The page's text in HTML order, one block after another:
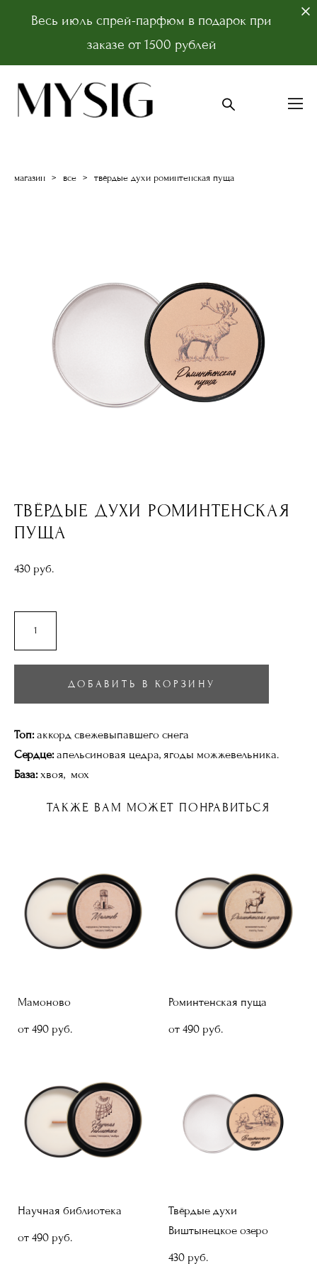
Весь июль спрей-парфюм в подарок при
заказе от 1500 рублей
магазин > все > твёрдые духи роминтенская пуща
ТВЁРДЫЕ ДУХИ РОМИНТЕНСКАЯ
ПУЩА
430 pуб.
ДОБАВИТЬ В КОРЗИНУ
Топ:аккорд свежевыпавшего снега
Сердце:апельсиновая цедра, ягоды можжевельника.
База:хвоя, мох
ТАКЖЕ ВАМ МОЖЕТ ПОНРАВИТЬСЯ
Мамоново
от 490 pуб.
Роминтенская пуща
от 490 pуб.
Научная библиотека
от 490 pуб.
Твёрдые духи
Виштынецкое озеро
430 pуб.